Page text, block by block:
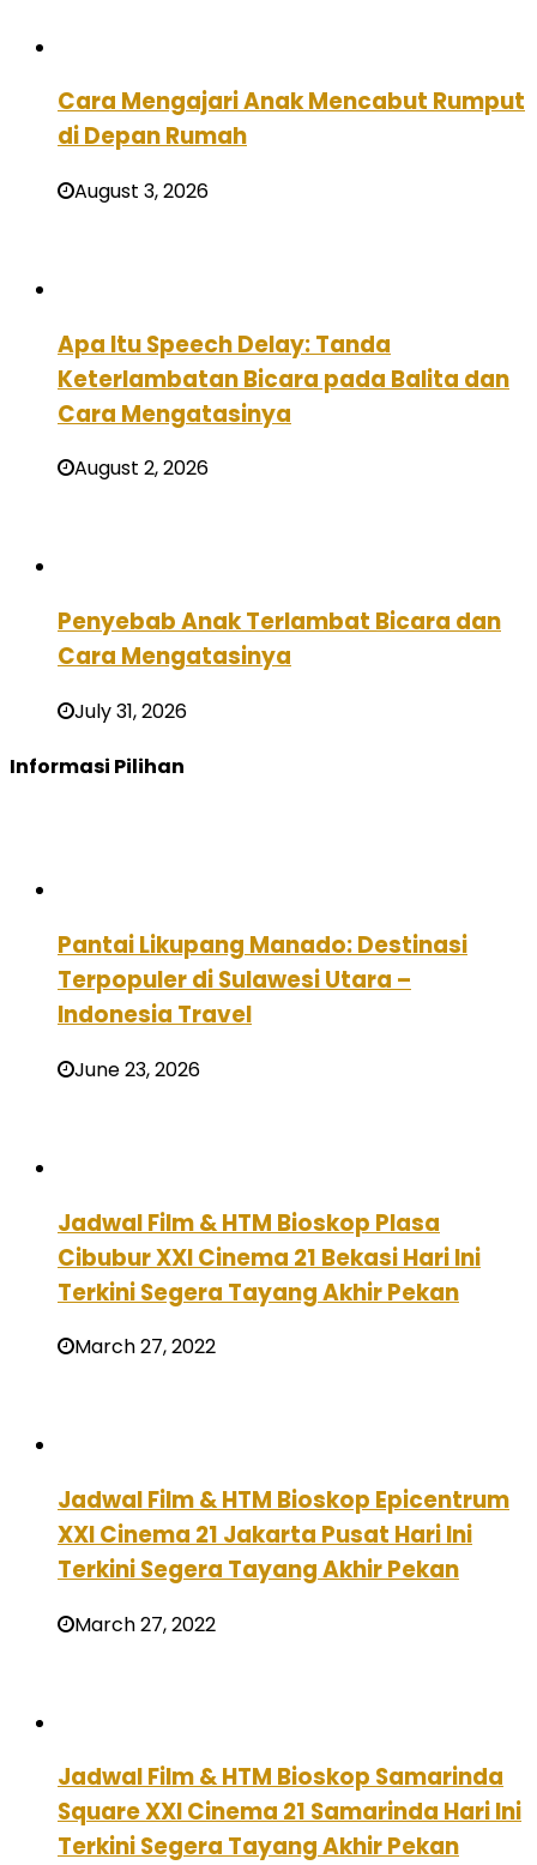
Cara Mengajari Anak Mencabut Rumput
di Depan Rumah
August 3, 2026
Apa Itu Speech Delay: Tanda
Keterlambatan Bicara pada Balita dan
Cara Mengatasinya
August 2, 2026
Penyebab Anak Terlambat Bicara dan
Cara Mengatasinya
July 31, 2026
Informasi Pilihan
Pantai Likupang Manado: Destinasi
Terpopuler di Sulawesi Utara –
Indonesia Travel
June 23, 2026
Jadwal Film & HTM Bioskop Plasa
Cibubur XXI Cinema 21 Bekasi Hari Ini
Terkini Segera Tayang Akhir Pekan
March 27, 2022
Jadwal Film & HTM Bioskop Epicentrum
XXI Cinema 21 Jakarta Pusat Hari Ini
Terkini Segera Tayang Akhir Pekan
March 27, 2022
Jadwal Film & HTM Bioskop Samarinda
Square XXI Cinema 21 Samarinda Hari Ini
Terkini Segera Tayang Akhir Pekan